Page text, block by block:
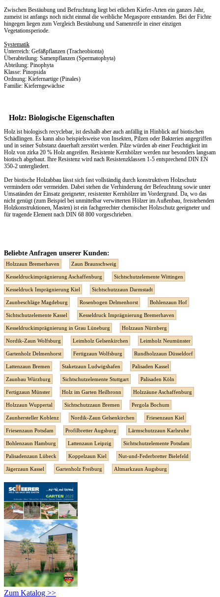
Zwischen Bestäubung und Befruchtung liegt bei etlichen Kiefer-Arten ein ganzes Jahr,
zumeist ist anfangs noch nicht einmal die weibliche Megaspore entstanden. Bei der Fichte
hingegen liegen zum Vergleich Bestäubung und Samenreife in einer einzigen
Vegetationsperiode.
Systematik
Unterreich: Gefäßpflanzen (Tracheobionta)
Überabteilung: Samenpflanzen (Spermatophyta)
Abteilung: Pinophyta
Klasse: Pinopsida
Ordnung: Kiefernartige (Pinales)
Familie: Kieferngewächse
Holz: Biologische Eigenschaften
Holz ist biologisch recyclebar, ist deshalb aber auch anfällig in Hinblick auf biotischen
Schädlingen. Es kann also beispielsweise von Insekten, Pilzen oder Bakterien angegriffen
und in seiner Substanz dauerhaft zerstört werden. Pilze würden ab einer Feuchtigkeit im
Holz von zirka 20 % Holz angreifen. Resistente Kernhölzer werden nur besonders langsam
biotisch abgebaut. Ihre Resistenz wird nach Resistenzklassen 1-5 entsprechend DIN EN
350-2 untergliedert.
Der biotische Holzabbau lässt sich fast vollständig durch konstruktiven Holzschutz
vermindern oder vermeiden. Dabei stehen die Verhinderung der Befeuchtung sowie unter
Umsatänden der Einsatz geeigneter, resistenter Kernhölzer im Vordergrund. Da, wo das
nicht genügt (zum Beispiel bei unmittelbar verwitterten Hölzer im Außenbau, freistehenden
Holzkonstruktionen, Masten) ist ein fachgerechter chemischer Holzschutz geeigneter und
für tragende Element nach DIN 68 800 vorgeschrieben.
Beliebte Anfragen unserer Kunden:
Holzzaun Bremerhaven Zaun Braunschweig
Kesseldruckimprägnierung Aschaffenburg Sichtschutzelemente Wittingen
Kesseldruck Imprägnierung Kiel Sichtschutzzaun Darmstadt
Zaunbeschläge Magdeburg Rosenbogen Delmenhorst Bohlenzaun Hof
Sichtschutzelemente Kassel Kesseldruck Imprägnierung Bremerhaven
Kesseldruckimprägnierung in Grau Lüneburg Holzzaun Nürnberg
Nordik-Zaun Wolfsburg Leimholz Gelsenkirchen Leimholz Neumünster
Gartenholz Delmenhorst Fertigzaun Wolfsburg Rundholzzaun Düsseldorf
Lattenzaun Bremen Staketzaun Ludwigshafen Palisaden Kassel
Zaunbau Würzburg Sichtschutzelemente Stuttgart Palisaden Köln
Fertigzaun Münster Holz im Garten Heilbronn Holzzäune Aschaffenburg
Holzzaun Wuppertal Sichtschutzzaun Bremen Pergola Bochum
Zaunhersteller Koblenz Nordik-Zaun Gelsenkirchen Friesenzaun Kiel
Friesenzaun Potsdam Profilbretter Augsburg Lärmschutzzaun Karlsruhe
Bohlenzaun Hamburg Lattenzaun Leipzig Sichtschutzelemente Potsdam
Palisadenzaun Lübeck Koppelzaun Kiel Nut-und-Federbretter Bielefeld
Jägerzaun Kassel Gartenholz Freiburg Altmarkzaun Augsburg
Zum Katalog >>